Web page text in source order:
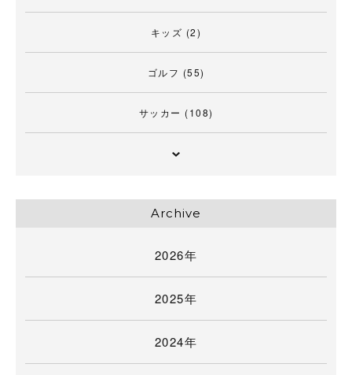
キッズ (2)
ゴルフ (55)
サッカー (108)
Archive
2026年
2025年
2024年